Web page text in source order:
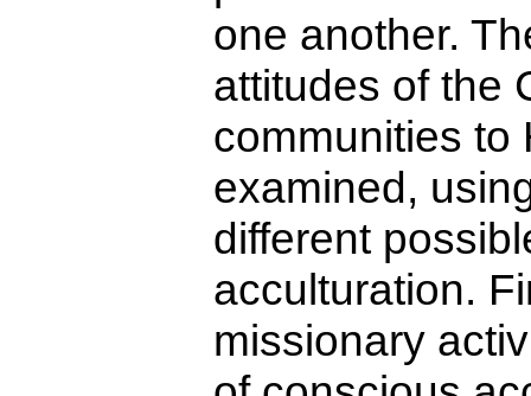
one another.
attitudes of the
communities to
examined,
different
acculturation.
missionary